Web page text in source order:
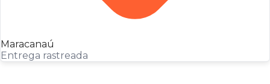
Maracanaú
Entrega rastreada